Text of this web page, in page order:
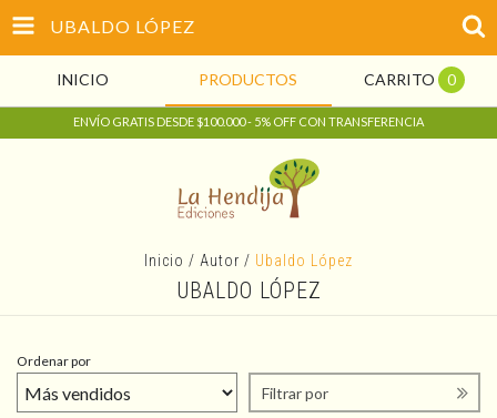
UBALDO LÓPEZ
INICIO PRODUCTOS CARRITO 0
ENVÍO GRATIS DESDE $100.000 - 5% OFF CON TRANSFERENCIA
Inicio / Autor / Ubaldo López
UBALDO LÓPEZ
Ordenar por
Filtrar por